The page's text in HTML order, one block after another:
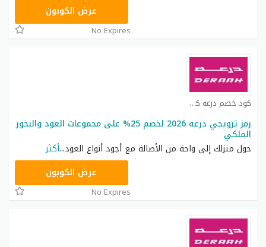
عرض الكوبون
No Expires
كود خصم درعه كوبون
رمز ترويجي درعه 2026 لخصم 25% على مجموعات العود والبخور
الملكي
حول منزلك إلى واحة من الأصالة مع أجود أنواع العود...أكثر
عرض الكوبون
No Expires